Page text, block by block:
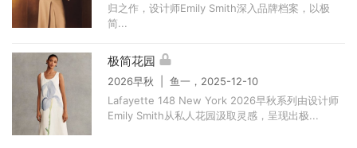
归之作，设计师Emily Smith深入品牌档案，以极
简...
极简花园
2026早秋 | 鱼一，2025-12-10
Lafayette 148 New York 2026早秋系列由设计师
Emily Smith从私人花园汲取灵感，呈现出极...